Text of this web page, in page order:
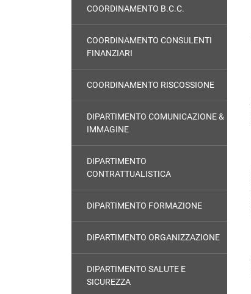
COORDINAMENTO B.C.C.
COORDINAMENTO CONSULENTI
FINANZIARI
COORDINAMENTO RISCOSSIONE
DIPARTIMENTO COMUNICAZIONE &
IMMAGINE
DIPARTIMENTO
CONTRATTUALISTICA
DIPARTIMENTO FORMAZIONE
DIPARTIMENTO ORGANIZZAZIONE
DIPARTIMENTO SALUTE E
SICUREZZA